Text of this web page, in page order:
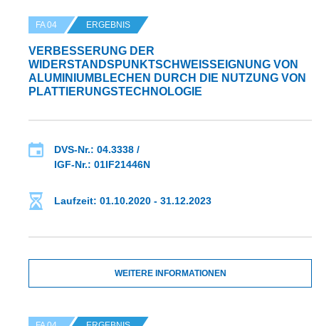
FA 04 ERGEBNIS
VERBESSERUNG DER
WIDERSTANDSPUNKTSCHWEISSEIGNUNG VON A
LUMINIUMBLECHEN DURCH DIE NUTZUNG VON P
LATTIERUNGSTECHNOLOGIE
DVS-Nr.: 04.3338 /
IGF-Nr.: 01IF21446N
Laufzeit: 01.10.2020 - 31.12.2023
WEITERE INFORMATIONEN